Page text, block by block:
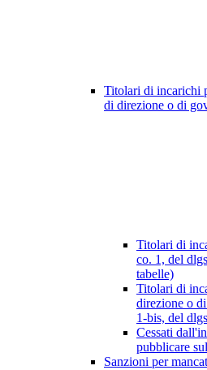
Titolari di incarichi
di direzione o di
Titolari di
co. 1, del
tabelle)
Titolari di
direzione o
1-bis, del
Cessati
pubblicare
Sanzioni per